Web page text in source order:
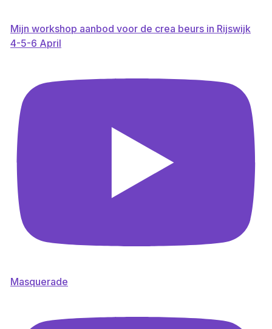
Mijn workshop aanbod voor de crea beurs in Rijswijk
4-5-6 April
Masquerade